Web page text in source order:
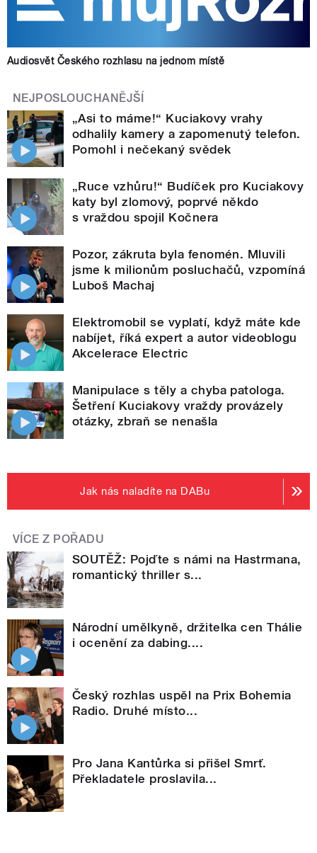
Audiosvět Českého rozhlasu na jednom místě
NEJPOSLOUCHANĚJŠÍ
„Asi to máme!“ Kuciakovy vrahy
odhalily kamery a zapomenutý telefon.
Pomohl i nečekaný svědek
„Ruce vzhůru!“ Budíček pro Kuciakovy
katy byl zlomový, poprvé někdo
s vraždou spojil Kočnera
Pozor, zákruta byla fenomén. Mluvili
jsme k milionům posluchačů, vzpomíná
Luboš Machaj
Elektromobil se vyplatí, když máte kde
nabíjet, říká expert a autor videoblogu
Akcelerace Electric
Manipulace s těly a chyba patologa.
Šetření Kuciakovy vraždy provázely
otázky, zbraň se nenašla
Jak nás naladíte na DABu
VÍCE Z POŘADU
SOUTĚŽ: Pojďte s námi na Hastrmana,
romantický thriller s...
Národní umělkyně, držitelka cen Thálie
i ocenění za dabing....
Český rozhlas uspěl na Prix Bohemia
Radio. Druhé místo...
Pro Jana Kantůrka si přišel Smrť.
Překladatele proslavila...